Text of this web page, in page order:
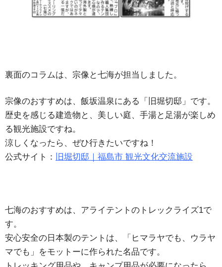
裏面のコラムは、宗像と七海が担当しました。
宗像のおすすめは、飯坂温泉にある「旧堀切邸」です。
歴史を感じる建造物と、美しい庭、手湯と足湯が楽しめ
る観光施設ですね。
涼しくなったら、ぜひ行きたいですね！
公式サイト：
旧堀切邸｜福島市 観光文化交流施設
七海のおすすめは、アライテントのトレックライズ1で
す。
安心安全の日本製のテントは、「ヒマラヤでも、ウラヤ
マでも」をモットーに作られた名品です。